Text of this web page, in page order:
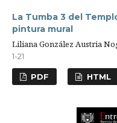
La Tumba 3 del
pintura mural
Liliana González Austria
1-21
PDF HTML